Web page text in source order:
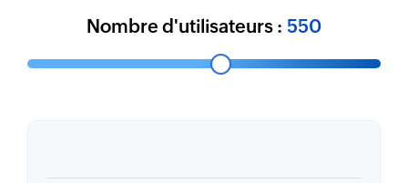
Nombre d'utilisateurs : 550